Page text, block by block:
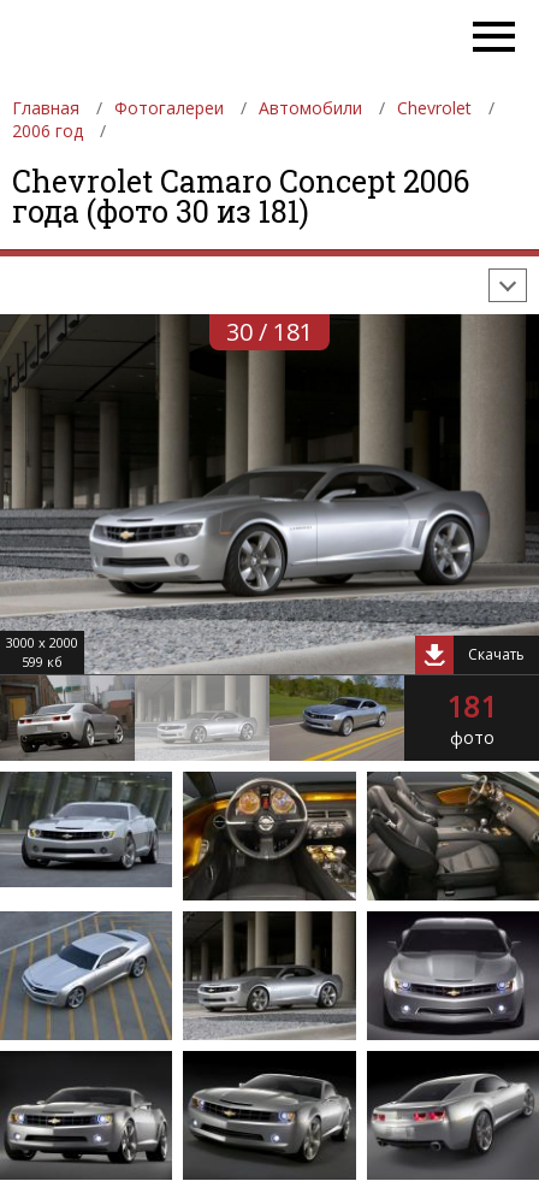
Главная Фотогалереи Автомобили
Chevrolet
2006 год
Chevrolet Camaro Concept 2006
года (фото 30 из 181)
ФОТОГАЛЕРЕИ АВТОМОБИЛИ
ДЕВУШКИ
АВТОСАЛОНЫ
ФОРМУЛА-1
30 / 181
3000 x 2000
599 кб
Скачать
181
фото